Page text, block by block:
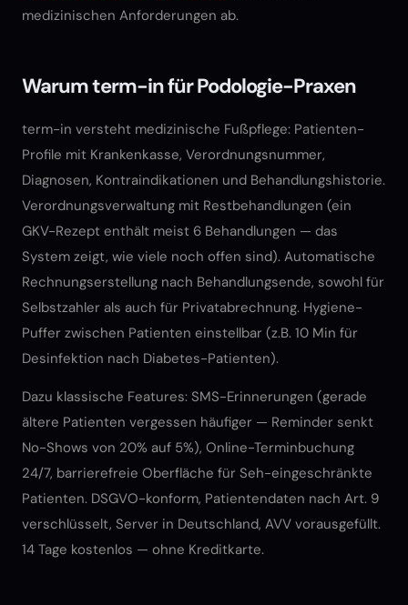
medizinischen Anforderungen ab.
Warum term-in für Podologie-Praxen
term-in versteht medizinische Fußpflege: Patienten-
Profile mit Krankenkasse, Verordnungsnummer,
Diagnosen, Kontraindikationen und Behandlungshistorie.
Verordnungsverwaltung mit Restbehandlungen (ein
GKV-Rezept enthält meist 6 Behandlungen — das
System zeigt, wie viele noch offen sind). Automatische
Rechnungserstellung nach Behandlungsende, sowohl für
Selbstzahler als auch für Privatabrechnung. Hygiene-
Puffer zwischen Patienten einstellbar (z.B. 10 Min für
Desinfektion nach Diabetes-Patienten).
Dazu klassische Features: SMS-Erinnerungen (gerade
ältere Patienten vergessen häufiger — Reminder senkt
No-Shows von 20% auf 5%), Online-Terminbuchung
24/7, barrierefreie Oberfläche für Seh-eingeschränkte
Patienten. DSGVO-konform, Patientendaten nach Art. 9
verschlüsselt, Server in Deutschland, AVV vorausgefüllt.
14 Tage kostenlos — ohne Kreditkarte.